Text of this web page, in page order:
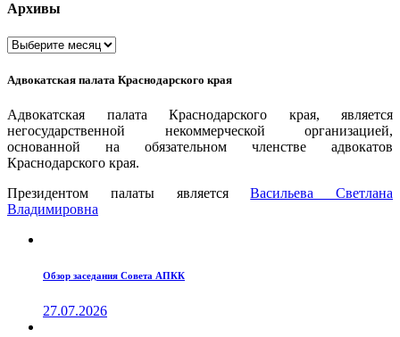
Архивы
Архивы
Адвокатская палата Краснодарского края
Адвокатская палата Краснодарского края, является
негосударственной некоммерческой организацией,
основанной на обязательном членстве адвокатов
Краснодарского края.
Президентом палаты являетсяВаcильева Светлана
Владимировна
Обзор заседания Совета АПКК
27.07.2026